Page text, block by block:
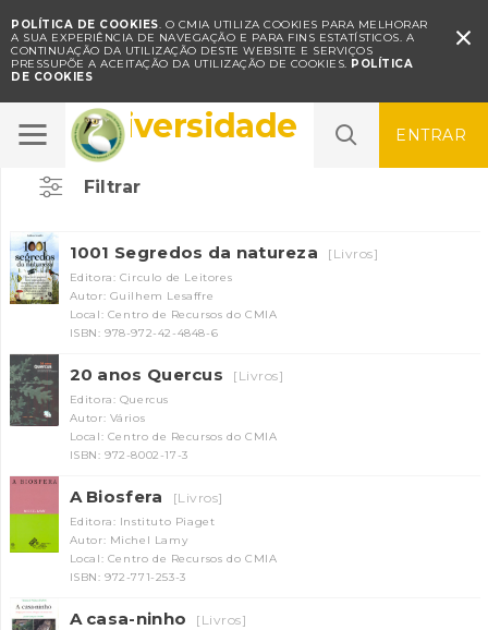
POLÍTICA DE COOKIES. O CMIA UTILIZA COOKIES PARA MELHORAR
A SUA EXPERIÊNCIA DE NAVEGAÇÃO E PARA FINS ESTATÍSTICOS. A
CONTINUAÇÃO DA UTILIZAÇÃO DESTE WEBSITE E SERVIÇOS
PRESSUPÕE A ACEITAÇÃO DA UTILIZAÇÃO DE COOKIES. POLÍTICA
DE COOKIES

ENTRAR
Biodiversidade
Filtrar
1001 Segredos da natureza [Livros]
Editora: Circulo de Leitores
Autor: Guilhem Lesaffre
Local: Centro de Recursos do CMIA
ISBN: 978-972-42-4848-6
20 anos Quercus [Livros]
Editora: Quercus
Autor: Vários
Local: Centro de Recursos do CMIA
ISBN: 972-8002-17-3
A Biosfera [Livros]
Editora: Instituto Piaget
Autor: Michel Lamy
Local: Centro de Recursos do CMIA
ISBN: 972-771-253-3
A casa-ninho [Livros]